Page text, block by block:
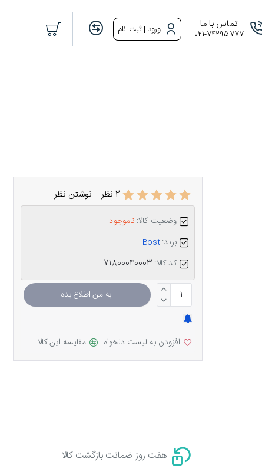
تماس با ما
021-74295777 ورود | ثبت نام
وضعیت کالا: ناموجود
برند:Bost
کد کالا: 71800040003
2 نظر - نوشتن نظر
به من اطلاع بده
افزودن به لیست دلخواه مقایسه این کالا
هفت روز ضمانت بازگشت کالا